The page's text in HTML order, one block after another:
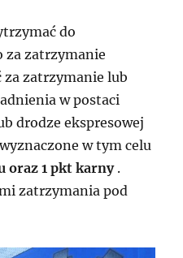
do
za zatrzymanie
za zatrzymanie lub
w postaci
drodze ekspresowej
w tym celu
oraz 1 pkt karny.
zatrzymania pod